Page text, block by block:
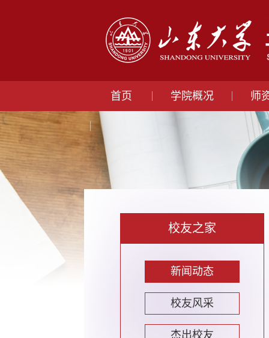
首页 学院概况 师
校友之家
新闻动态
校友风采
杰出校友